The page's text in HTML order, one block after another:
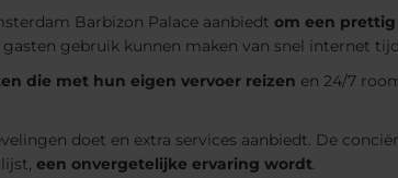
Barbizon Palace aanbiedt om een
gebruik kunnen maken van snel internet
die met hun eigen vervoer reizen en 24/7
doet en extra services aanbiedt. De
een onvergetelijke ervaring wordt.